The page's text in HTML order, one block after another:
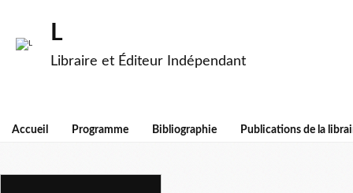
L
Libraire et Éditeur Indépendant
Accueil Programme Bibliographie Publications de la